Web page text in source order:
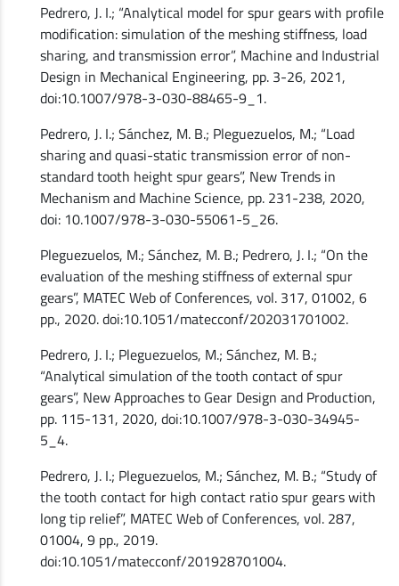
Pedrero, J. I.; “Analytical model for spur gears with profile
modification: simulation of the meshing stiffness, load
sharing, and transmission error”, Machine and Industrial
Design in Mechanical Engineering, pp. 3-26, 2021,
doi:10.1007/978-3-030-88465-9_1.
Pedrero, J. I.; Sánchez, M. B.; Pleguezuelos, M.; “Load
sharing and quasi-static transmission error of non-
standard tooth height spur gears”, New Trends in
Mechanism and Machine Science, pp. 231-238, 2020,
doi: 10.1007/978-3-030-55061-5_26.
Pleguezuelos, M.; Sánchez, M. B.; Pedrero, J. I.; “On the
evaluation of the meshing stiffness of external spur
gears”, MATEC Web of Conferences, vol. 317, 01002, 6
pp., 2020. doi:10.1051/matecconf/202031701002.
Pedrero, J. I.; Pleguezuelos, M.; Sánchez, M. B.;
“Analytical simulation of the tooth contact of spur
gears”, New Approaches to Gear Design and Production,
pp. 115-131, 2020, doi:10.1007/978-3-030-34945-
5_4.
Pedrero, J. I.; Pleguezuelos, M.; Sánchez, M. B.; “Study of
the tooth contact for high contact ratio spur gears with
long tip relief”, MATEC Web of Conferences, vol. 287,
01004, 9 pp., 2019.
doi:10.1051/matecconf/201928701004.